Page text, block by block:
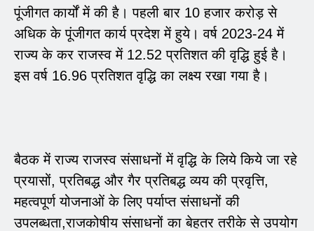
पूंजीगत कार्यों में की है। पहली बार 10 हजार करोड़ से
अधिक के पूंजीगत कार्य प्रदेश में हुये। वर्ष 2023-24 में
राज्य के कर राजस्व में 12.52 प्रतिशत की वृद्धि हुई है।
इस वर्ष 16.96 प्रतिशत वृद्धि का लक्ष्य रखा गया है।
बैठक में राज्य राजस्व संसाधनों में वृद्धि के लिये किये जा रहे
प्रयासों, प्रतिबद्ध और गैर प्रतिबद्ध व्यय की प्रवृत्ति,
महत्वपूर्ण योजनाओं के लिए पर्याप्त संसाधनों की
उपलब्धता,राजकोषीय संसाधनों का बेहतर तरीके से उपयोग